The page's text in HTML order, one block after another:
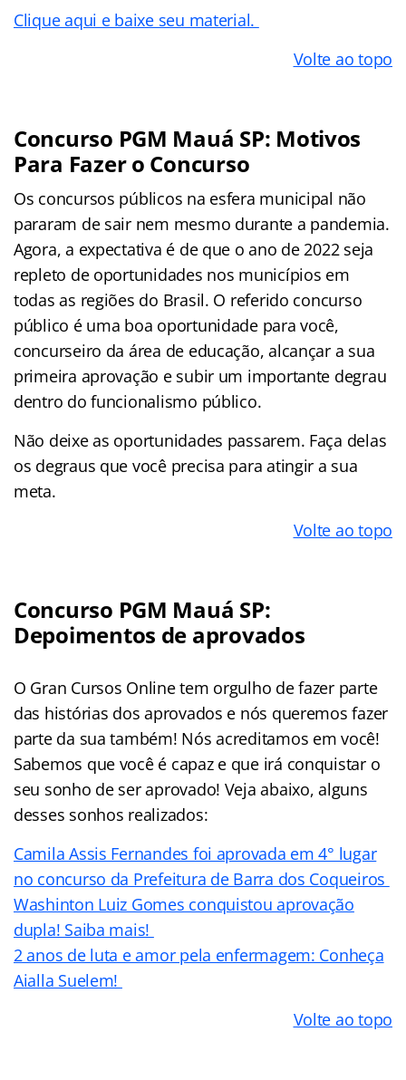
Clique aqui e baixe seu material.
Volte ao topo
Concurso PGM Mauá SP: Motivos
Para Fazer o Concurso
Os concursos públicos na esfera municipal não
pararam de sair nem mesmo durante a pandemia.
Agora, a expectativa é de que o ano de 2022 seja
repleto de oportunidades nos municípios em
todas as regiões do Brasil. O referido concurso
público é uma boa oportunidade para você,
concurseiro da área de educação, alcançar a sua
primeira aprovação e subir um importante degrau
dentro do funcionalismo público.
Não deixe as oportunidades passarem. Faça delas
os degraus que você precisa para atingir a sua
meta.
Volte ao topo
Concurso PGM Mauá SP:
Depoimentos de aprovados
O Gran Cursos Online tem orgulho de fazer parte
das histórias dos aprovados e nós queremos fazer
parte da sua também! Nós acreditamos em você!
Sabemos que você é capaz e que irá conquistar o
seu sonho de ser aprovado! Veja abaixo, alguns
desses sonhos realizados:
Camila Assis Fernandes foi aprovada em 4° lugar
no concurso da Prefeitura de Barra dos Coqueiros
Washinton Luiz Gomes conquistou aprovação
dupla! Saiba mais!
2 anos de luta e amor pela enfermagem: Conheça
Aialla Suelem!
Volte ao topo